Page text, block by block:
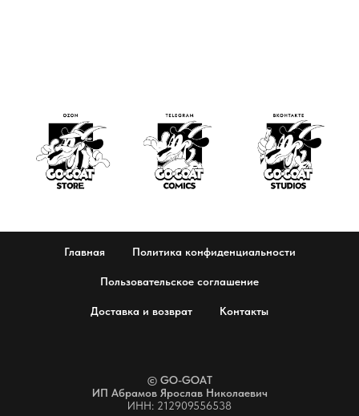
Главная Политика конфиденциальности
Пользовательское соглашение
Доставка и возврат Контакты
© GO-GOAT
ИП Абрамов Ярослав Николаевич
ИНН: 212909556538​